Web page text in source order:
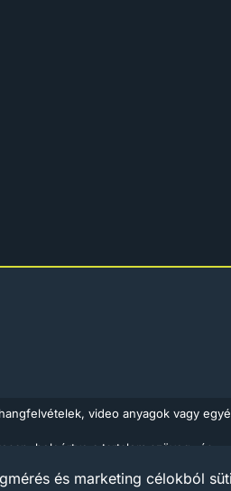
video anyagok vagy
beleértve a tartalom szöveg- és
piacairól szóló európai
és marketing célokból